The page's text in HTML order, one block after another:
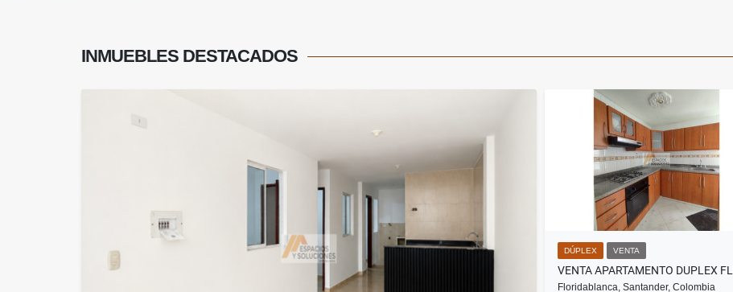
INMUEBLES DESTACADOS
DÚPLEX VENTA
Floridablanca, Santander, Colombia